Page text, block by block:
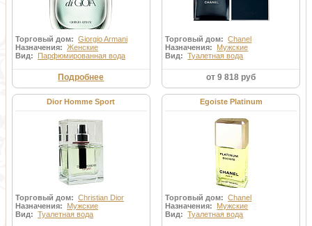
Торговый дом: Giorgio Armani
Назначения: Женские
Вид: Парфюмированная вода
Подробнее
Торговый дом:Chanel
Назначения: Мужские
Вид:Туалетная вода
от 9 818 руб
Dior Homme Sport
Торговый дом: Christian Dior
Назначения: Мужские
Вид: Туалетная вода
Egoiste Platinum
Торговый дом:Chanel
Назначения: Мужские
Вид:Туалетная вода